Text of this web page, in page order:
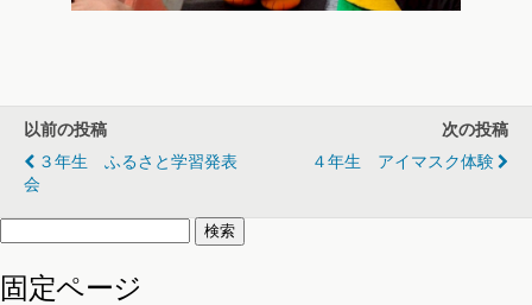
以前の投稿
３年生 ふるさと学習発表
会
次の投稿
４年生 アイマスク体験
検
固定ページ